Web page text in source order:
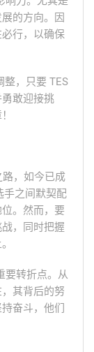
的方向。因
行，以确保
整，只要 TES
敢迎接挑
，如今已成
手之间默契配
。然而，要
，同时把握
要转折点。从
其背后的努
奋斗，他们